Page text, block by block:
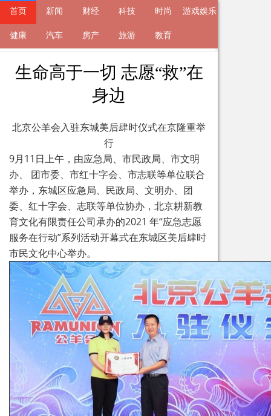
首页 新闻 财经 科技 时尚 游戏娱乐
健康 汽车 房产 旅游 教育
来自 新闻2021-09-14 18:06 的文章
生命高于一切 志愿“救”在
身边
北京公羊会入驻东城美后肆时仪式在京隆重举
行
9月11日上午，由应急局、市民政局、市文明
办、 团市委、市红十字会、市志联等单位联合
举办，东城区应急局、民政局、文明办、团
委、红十字会、志联等单位协办，北京耕新教
育文化有限责任公司承办的2021 年“应急志愿
服务在行动”系列活动开幕式在东城区美后肆时
市民文化中心举办。